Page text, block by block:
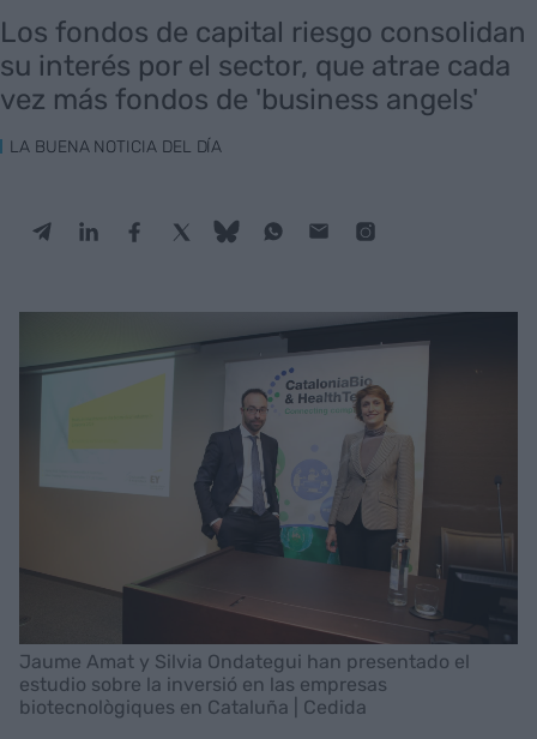
Los fondos de capital riesgo consolidan
su interés por el sector, que atrae cada
vez más fondos de 'business angels'
LA BUENA NOTICIA DEL DÍA
Jaume Amat y Silvia Ondategui han presentado el
estudio sobre la inversió en las empresas
biotecnològiques en Cataluña | Cedida